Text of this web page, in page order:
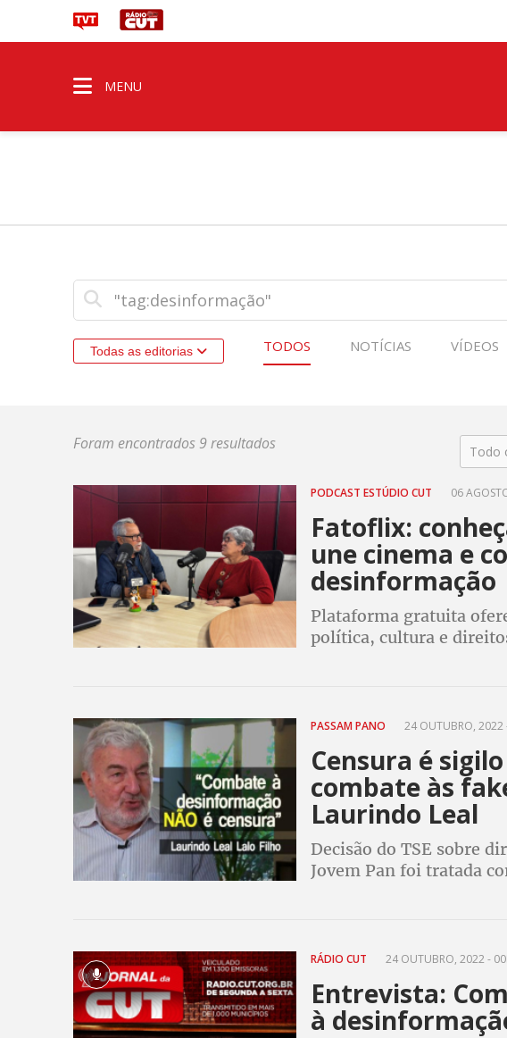
MENU
Todas as editorias TODOS NOTÍCIAS VÍDEOS
Foram encontrados 9 resultados Todo
PODCAST ESTÚDIO CUT 06
Fatoflix:
une cinema e
desinformação
Plataforma gratuita
política, cultura e
PASSAM PANO 24 OUTUBRO, 2022
Censura é
combate às
Laurindo Leal
Decisão do TSE sobre
Jovem Pan foi tratada
RÁDIO CUT 24 OUTUBRO, 2022 -
Entrevista:
à